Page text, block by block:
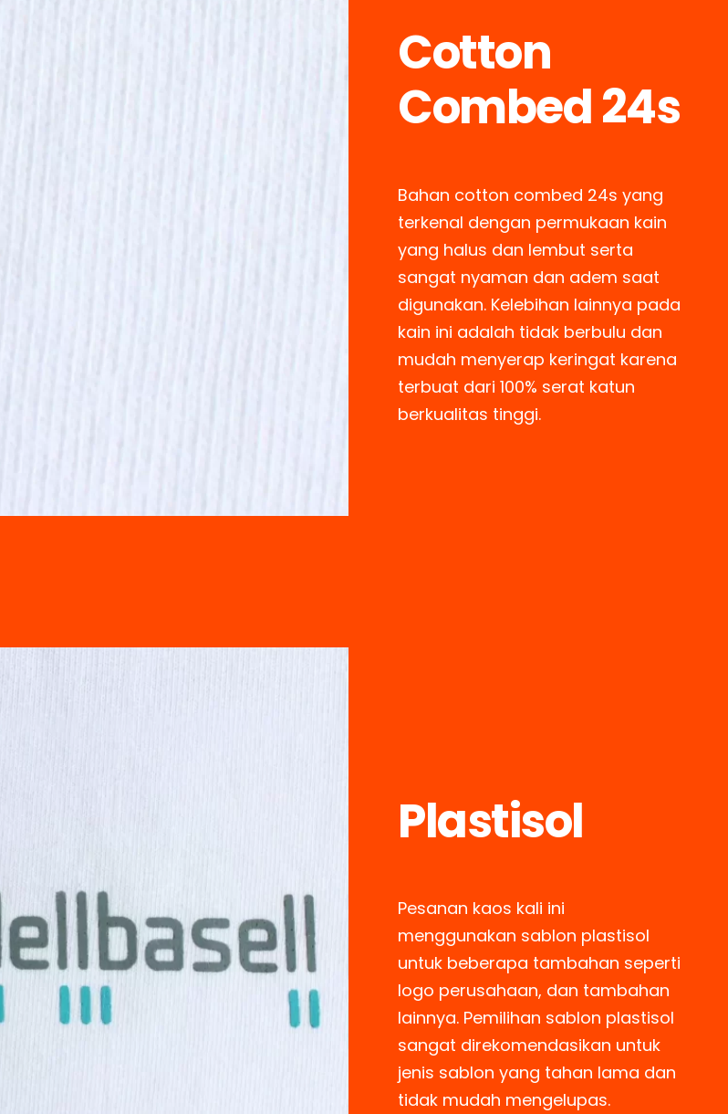
Cotton
Combed 24s
Bahan cotton combed 24s yang
terkenal dengan permukaan kain
yang halus dan lembut serta
sangat nyaman dan adem saat
digunakan. Kelebihan lainnya pada
kain ini adalah tidak berbulu dan
mudah menyerap keringat karena
terbuat dari 100% serat katun
berkualitas tinggi.
Plastisol
Pesanan kaos kali ini
menggunakan sablon plastisol
untuk beberapa tambahan seperti
logo perusahaan, dan tambahan
lainnya. Pemilihan sablon plastisol
sangat direkomendasikan untuk
jenis sablon yang tahan lama dan
tidak mudah mengelupas.